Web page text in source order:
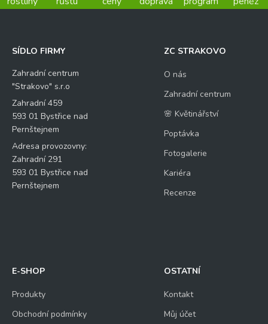
SÍDLO FIRMY
Zahradní centrum
"Strakovo" s.r.o
Zahradní 459
593 01 Bystřice nad
Pernštejnem
Adresa provozovny:
Zahradní 291
593 01 Bystřice nad
Pernštejnem
ZC STRAKOVO
O nás
Zahradní centrum
🌸 Květinářství
Poptávka
Fotogalerie
Kariéra
Recenze
E-SHOP
Produkty
Obchodní podmínky
OSTATNÍ
Kontakt
Můj účet